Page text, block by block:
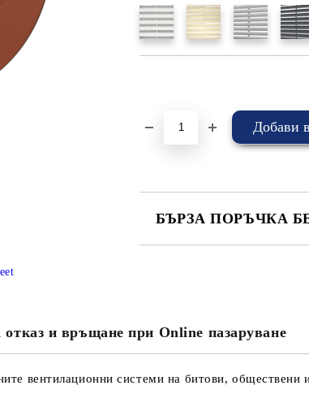
БЪРЗА ПОРЪЧКА
Съгласен съм с
и връщане при Online пазаруване
вентилационни системи на битови,